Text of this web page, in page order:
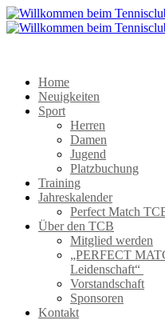
Home
Neuigkeiten
Sport
Herren
Damen
Jugend
Platzbuchung
Training
Jahreskalender
Perfect Match
Über den TCB
Mitglied werden
„PERFECT
Leidenschaft“
Vorstandschaft
Sponsoren
Kontakt